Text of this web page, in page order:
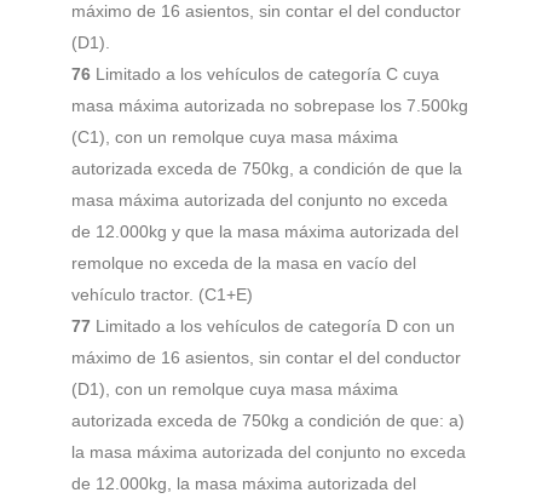
máximo de 16 asientos, sin contar el del conductor
(D1).
76 Limitado a los vehículos de categoría C cuya
masa máxima autorizada no sobrepase los 7.500kg
(C1), con un remolque cuya masa máxima
autorizada exceda de 750kg, a condición de que la
masa máxima autorizada del conjunto no exceda
de 12.000kg y que la masa máxima autorizada del
remolque no exceda de la masa en vacío del
vehículo tractor. (C1+E)
77 Limitado a los vehículos de categoría D con un
máximo de 16 asientos, sin contar el del conductor
(D1), con un remolque cuya masa máxima
autorizada exceda de 750kg a condición de que: a)
la masa máxima autorizada del conjunto no exceda
de 12.000kg, la masa máxima autorizada del